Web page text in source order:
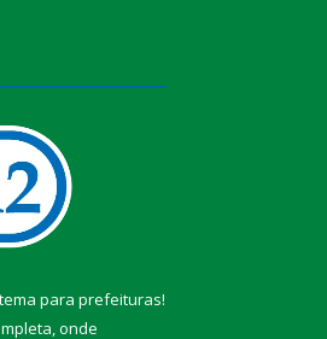
para prefeituras!
onde